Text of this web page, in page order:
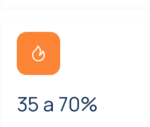
35 a 70%